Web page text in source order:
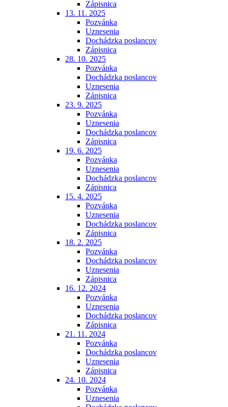
Zápisnica
13. 11. 2025
Pozvánka
Uznesenia
Dochádzka poslancov
Zápisnica
28. 10. 2025
Pozvánka
Dochádzka poslancov
Uznesenia
Zápisnica
23. 9. 2025
Pozvánka
Uznesenia
Dochádzka poslancov
Zápisnica
19. 6. 2025
Pozvánka
Uznesenia
Dochádzka poslancov
Zápisnica
15. 4. 2025
Pozvánka
Uznesenia
Dochádzka poslancov
Zápisnica
18. 2. 2025
Pozvánka
Dochádzka poslancov
Uznesenia
Zápisnica
16. 12. 2024
Pozvánka
Uznesenia
Dochádzka poslancov
Zápisnica
21. 11. 2024
Pozvánka
Dochádzka poslancov
Uznesenia
Zápisnica
24. 10. 2024
Pozvánka
Uznesenia